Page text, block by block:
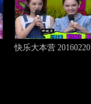
快乐大本营 20160220